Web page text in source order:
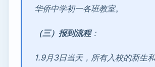
华侨中学初一各班教室。
（三）报到流程：
1.9月3日当天，所有入校的新生